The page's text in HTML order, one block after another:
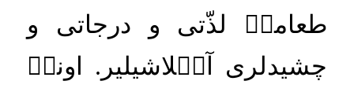
طعامكۡ
لذّتى و درجاتى
و
چشيدلرى
آكۡلاشيلير .
اونكۡ